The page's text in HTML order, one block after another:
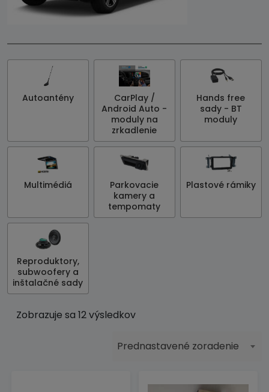
Autoantény
CarPlay /
Android Auto -
moduly na
zrkadlenie
Hands free
sady - BT
moduly
Multimédiá
Parkovacie
kamery a
tempomaty
Plastové rámiky
Reproduktory,
subwoofery a
inštalačné sady
Zobrazuje sa 12 výsledkov
Prednastavené zoradenie